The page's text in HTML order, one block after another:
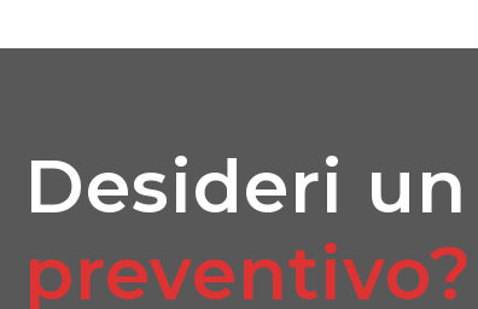
Desideri un
preventivo?